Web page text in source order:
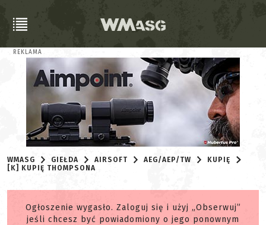
REKLAMA
WMASG GIEŁDA AIRSOFT AEG/AEP/TW
KUPIĘ
[K] KUPIĘ THOMPSONA
Ogłoszenie wygasło. Zaloguj się i użyj „Obserwuj”
jeśli chcesz być powiadomiony o jego ponownym